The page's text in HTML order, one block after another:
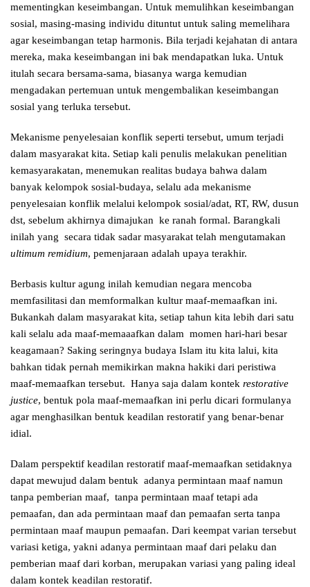
mementingkan keseimbangan. Untuk memulihkan keseimbangan
sosial, masing-masing individu dituntut untuk saling memelihara
agar keseimbangan tetap harmonis. Bila terjadi kejahatan di antara
mereka, maka keseimbangan ini bak mendapatkan luka. Untuk
itulah secara bersama-sama, biasanya warga kemudian
mengadakan pertemuan untuk mengembalikan keseimbangan
sosial yang terluka tersebut.
Mekanisme penyelesaian konflik seperti tersebut, umum terjadi
dalam masyarakat kita. Setiap kali penulis melakukan penelitian
kemasyarakatan, menemukan realitas budaya bahwa dalam
banyak kelompok sosial-budaya, selalu ada mekanisme
penyelesaian konflik melalui kelompok sosial/adat, RT, RW, dusun
dst, sebelum akhirnya dimajukan ke ranah formal. Barangkali
inilah yang secara tidak sadar masyarakat telah mengutamakan
ultimum remidium, pemenjaraan adalah upaya terakhir.
Berbasis kultur agung inilah kemudian negara mencoba
memfasilitasi dan memformalkan kultur maaf-memaafkan ini.
Bukankah dalam masyarakat kita, setiap tahun kita lebih dari satu
kali selalu ada maaf-memaaafkan dalam momen hari-hari besar
keagamaan? Saking seringnya budaya Islam itu kita lalui, kita
bahkan tidak pernah memikirkan makna hakiki dari peristiwa
maaf-memaafkan tersebut. Hanya saja dalam kontek restorative
justice, bentuk pola maaf-memaafkan ini perlu dicari formulanya
agar menghasilkan bentuk keadilan restoratif yang benar-benar
idial.
Dalam perspektif keadilan restoratif maaf-memaafkan setidaknya
dapat mewujud dalam bentuk adanya permintaan maaf namun
tanpa pemberian maaf, tanpa permintaan maaf tetapi ada
pemaafan, dan ada permintaan maaf dan pemaafan serta tanpa
permintaan maaf maupun pemaafan. Dari keempat varian tersebut
variasi ketiga, yakni adanya permintaan maaf dari pelaku dan
pemberian maaf dari korban, merupakan variasi yang paling ideal
dalam kontek keadilan restoratif.